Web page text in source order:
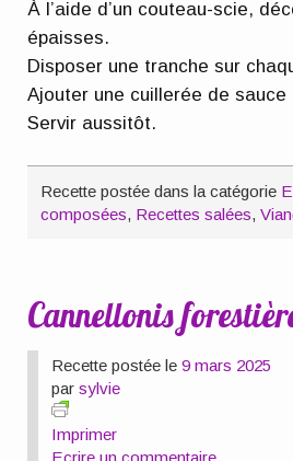
À l’aide d’un couteau-scie,
épaisses.
Disposer une tranche sur
Ajouter une cuillerée de sauce
Servir aussitôt.
Recette postée dans la catégorie
composées, Recettes salées,
Cannellonis
Recette postée le9 mars 2025
parsylvie
Imprimer
Ecrire un commentaire